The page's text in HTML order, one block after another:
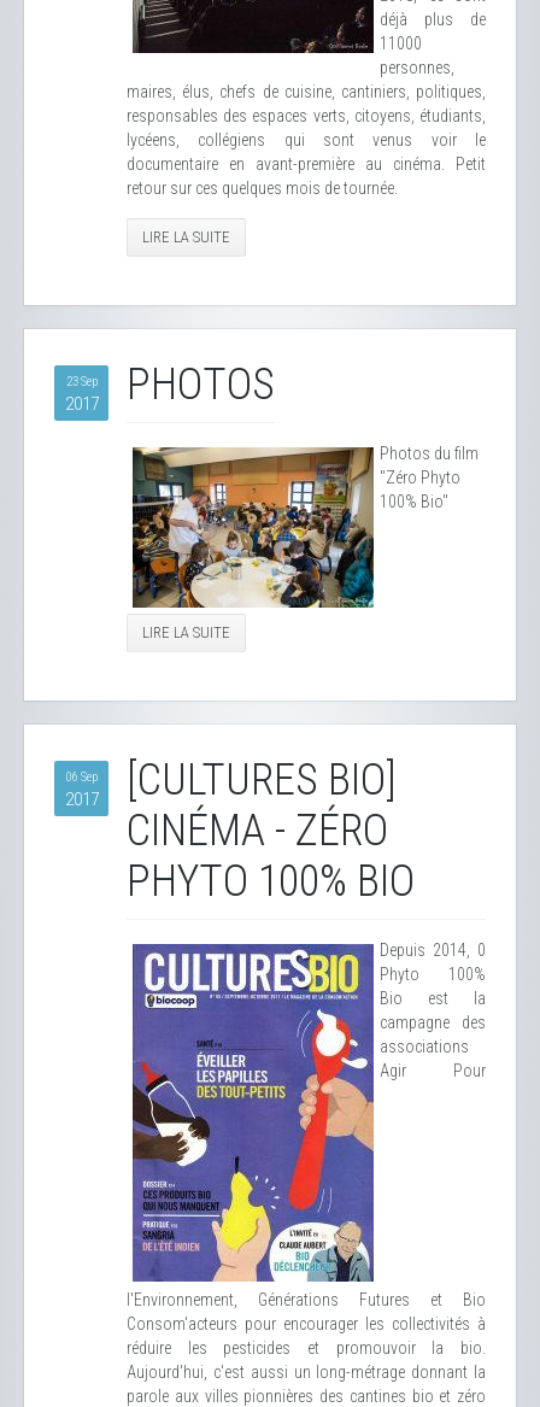
déjà plus de
11000
personnes,
maires, élus, chefs de cuisine, cantiniers, politiques,
responsables des espaces verts, citoyens, étudiants,
lycéens, collégiens qui sont venus voir le
documentaire en avant-première au cinéma. Petit
retour sur ces quelques mois de tournée.
LIRE LA SUITE
23 Sep
2017 PHOTOS
Photos du film
"Zéro Phyto
100% Bio"
LIRE LA SUITE
06 Sep
2017
[CULTURES BIO]
CINÉMA - ZÉRO
PHYTO 100% BIO
Depuis 2014, 0
Phyto 100%
Bio est la
campagne des
associations
Agir Pour
l'Environnement, Générations Futures et Bio
Consom'acteurs pour encourager les collectivités à
réduire les pesticides et promouvoir la bio.
Aujourd'hui, c'est aussi un long-métrage donnant la
parole aux villes pionnières des cantines bio et zéro